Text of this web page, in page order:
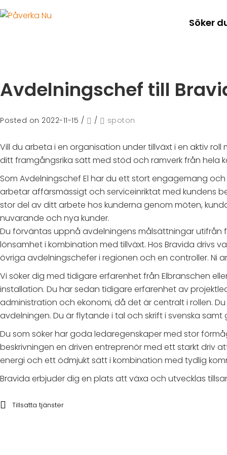
Söker
Avdelningschef till
Posted on 2022-11-15 / / spoton
Vill du arbeta i en organisation under tillväxt i en aktiv
ditt framgångsrika sätt med stöd och ramverk från hela
Som Avdelningschef El har du ett stort engagemang
arbetar affärsmässigt och serviceinriktat med kundens
stor del av ditt arbete hos kunderna genom möten,
nuvarande och nya kunder.
Du förväntas uppnå avdelningens målsättningar
lönsamhet i kombination med tillväxt. Hos Bravida drivs
övriga avdelningschefer i regionen och en controller. Ni
Vi söker dig med tidigare erfarenhet från Elbranschen
installation. Du har sedan tidigare erfarenhet av
administration och ekonomi, då det är centralt i rollen.
avdelningen. Du är flytande i tal och skrift i svenska
Du som söker har goda ledaregenskaper med stor
beskrivningen en driven entreprenör med ett starkt driv
energi och ett ödmjukt sätt i kombination med tydlig
Bravida erbjuder dig en plats att växa och utvecklas
Tillsatta tjänster